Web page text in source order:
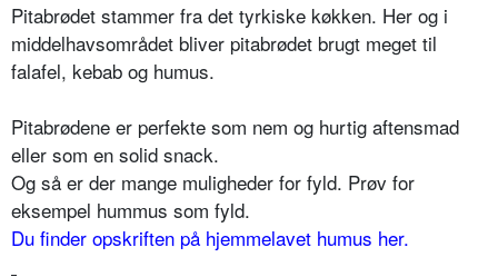
Pitabrødet stammer fra det tyrkiske køkken. Her og i
middelhavsområdet bliver pitabrødet brugt meget til
falafel, kebab og humus.
Pitabrødene er perfekte som nem og hurtig aftensmad
eller som en solid snack.
Og så er der mange muligheder for fyld. Prøv for
eksempel hummus som fyld.
Du finder opskriften på hjemmelavet humus her.